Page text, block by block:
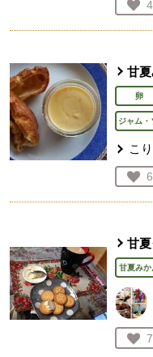
4
甘
卵
ジャム・
こ
6
甘
甘夏みか
7